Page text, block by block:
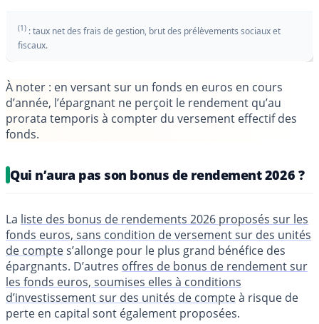
(1) : taux net des frais de gestion, brut des prélèvements sociaux et
fiscaux.
À noter : en versant sur un fonds en euros en cours
d’année, l’épargnant ne perçoit le rendement qu’au
prorata temporis à compter du versement effectif des
fonds.
Qui n’aura pas son bonus de rendement 2026 ?
La liste des bonus de rendements 2026 proposés sur les
fonds euros, sans condition de versement sur des unités
de comptes’allonge pour le plus grand bénéfice des
épargnants. D’autres offres de bonus de rendement sur
les fonds euros, soumises elles à conditions
d’investissement sur des unités de compteà risque de
perte en capital sont également proposées.